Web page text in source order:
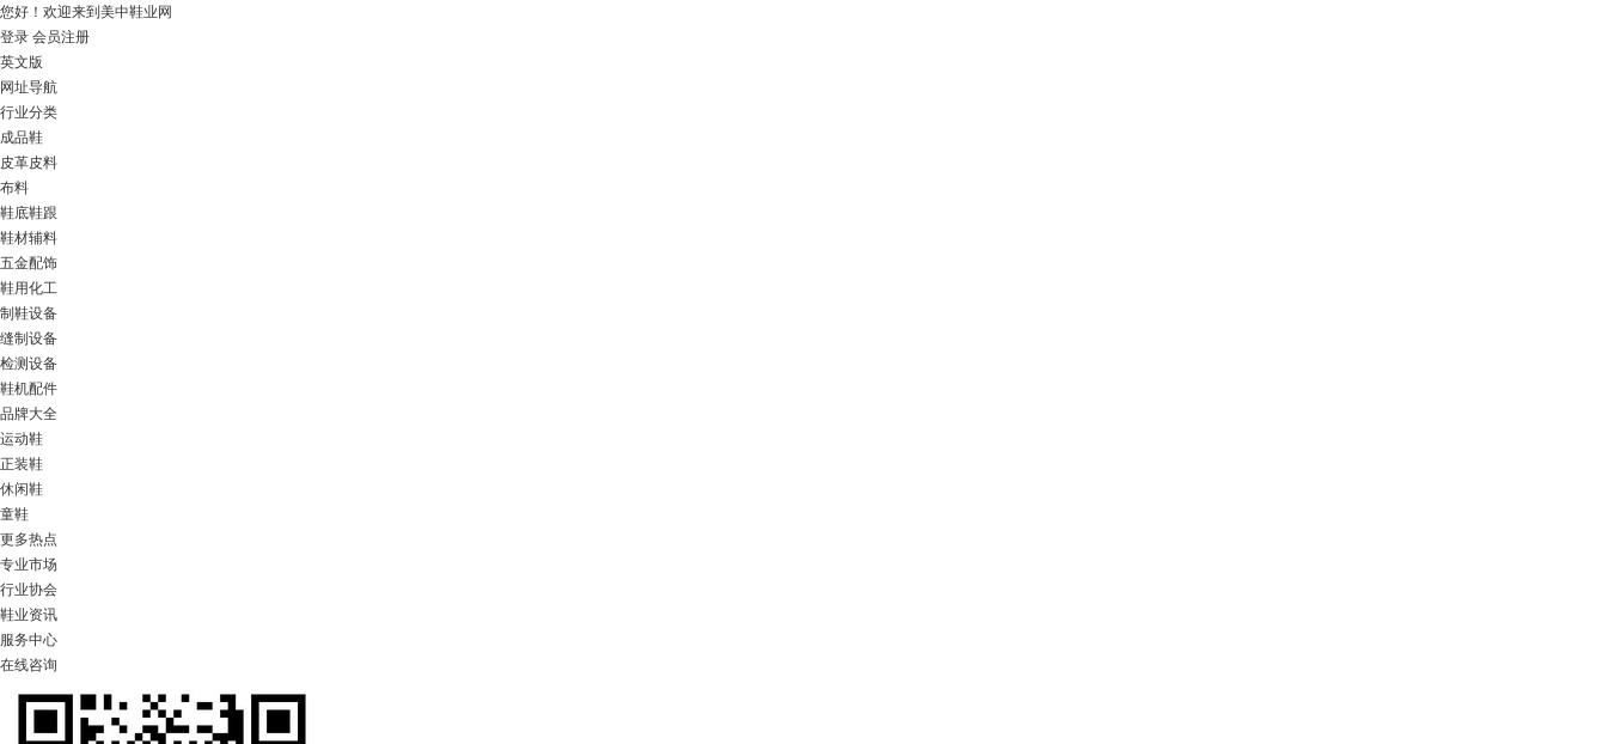
您好！ 欢迎来到美中鞋业网
登录 会员注册
英文版
网址导航
行业分类
成品鞋
皮革皮料
布料
鞋底鞋跟
鞋材辅料
五金配饰
鞋用化工
制鞋设备
缝制设备
检测设备
鞋机配件
品牌大全
运动鞋
正装鞋
休闲鞋
童鞋
更多热点
专业市场
行业协会
鞋业资讯
服务中心
在线咨询